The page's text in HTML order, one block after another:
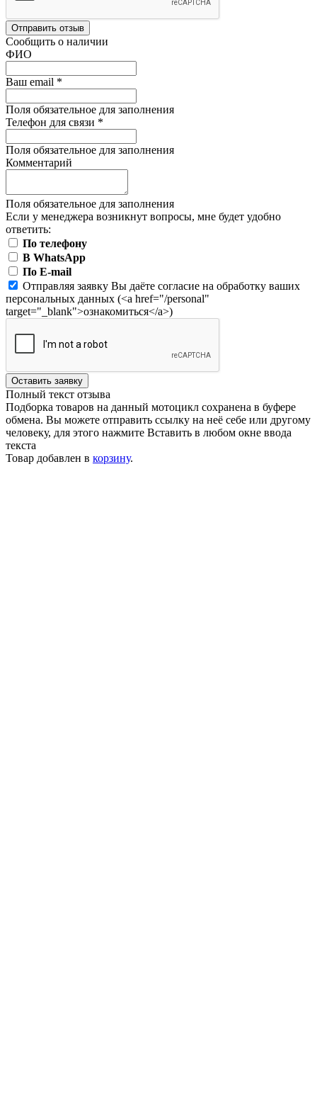
Отправить отзыв
Сообщить о наличии
ФИО
Ваш email *
Поля обязательное для заполнения
Телефон для связи *
Поля обязательное для заполнения
Комментарий
Поля обязательное для заполнения
Если у менеджера возникнут вопросы, мне будет удобно
ответить:
По телефону
В WhatsApp
По E-mail
Отправляя заявку Вы даёте согласие на обработку ваших
персональных данных (<a href="/personal"
target="_blank">ознакомиться</a>)
Оставить заявку
Полный текст отзыва
Подборка товаров на данный мотоцикл сохранена в буфере
обмена. Вы можете отправить ссылку на неё себе или другому
человеку, для этого нажмите Вставить в любом окне ввода
текста
Товар добавлен в корзину.